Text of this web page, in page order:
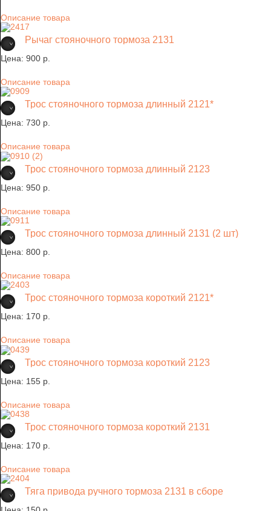
Описание товара
Рычаг стояночного тормоза 2131
Цена: 900 p.
Описание товара
Трос стояночного тормоза длинный 2121*
Цена: 730 p.
Описание товара
Трос стояночного тормоза длинный 2123
Цена: 950 p.
Описание товара
Трос стояночного тормоза длинный 2131 (2 шт)
Цена: 800 p.
Описание товара
Трос стояночного тормоза короткий 2121*
Цена: 170 p.
Описание товара
Трос стояночного тормоза короткий 2123
Цена: 155 p.
Описание товара
Трос стояночного тормоза короткий 2131
Цена: 170 p.
Описание товара
Тяга привода ручного тормоза 2131 в сборе